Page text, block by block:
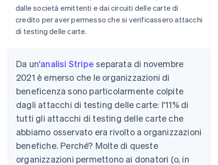
dalle società emittenti e dai circuiti delle carte di
credito per aver permesso che si verificassero attacchi
di testing delle carte.
Da un'analisi Stripe separata di novembre
2021 è emerso che le organizzazioni di
beneficenza sono particolarmente colpite
dagli attacchi di testing delle carte: l'11% di
tutti gli attacchi di testing delle carte che
abbiamo osservato era rivolto a organizzazioni
benefiche. Perché? Molte di queste
organizzazioni permettono ai donatori (o, in